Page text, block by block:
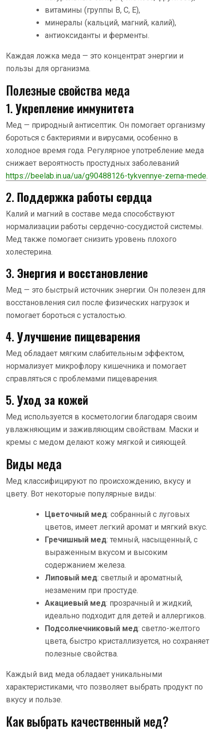
витамины (группы B, C, E),
минералы (кальций, магний, калий),
антиоксиданты и ферменты.
Каждая ложка меда — это концентрат энергии и
пользы для организма.
Полезные свойства меда
1.Укрепление иммунитета
Мед — природный антисептик. Он помогает организму
бороться с бактериями и вирусами, особенно в
холодное время года. Регулярное употребление меда
снижает вероятность простудных заболеваний
https://beelab.in.ua/ua/g90488126-tykvennye-zerna-mede.
2. Поддержка работы сердца
Калий и магний в составе меда способствуют
нормализации работы сердечно-сосудистой системы.
Мед также помогает снизить уровень плохого
холестерина.
3. Энергия и восстановление
Мед — это быстрый источник энергии. Он полезен для
восстановления сил после физических нагрузок и
помогает бороться с усталостью.
4.Улучшение пищеварения
Мед обладает мягким слабительным эффектом,
нормализует микрофлору кишечника и помогает
справляться с проблемами пищеварения.
5.Уход за кожей
Мед используется в косметологии благодаря своим
увлажняющим и заживляющим свойствам. Маски и
кремы с медом делают кожу мягкой и сияющей.
Виды меда
Мед классифицируют по происхождению, вкусу и
цвету. Вот некоторые популярные виды:
Цветочный мед: собранный с луговых
цветов, имеет легкий аромат и мягкий вкус.
Гречишный мед: темный, насыщенный, с
выраженным вкусом и высоким
содержанием железа.
Липовый мед: светлый и ароматный,
незаменим при простуде.
Акациевый мед: прозрачный и жидкий,
идеально подходит для детей и аллергиков.
Подсолнечниковый мед: светло-желтого
цвета, быстро кристаллизуется, но сохраняет
полезные свойства.
Каждый вид меда обладает уникальными
характеристиками, что позволяет выбрать продукт по
вкусу и пользе.
Как выбрать качественный мед?